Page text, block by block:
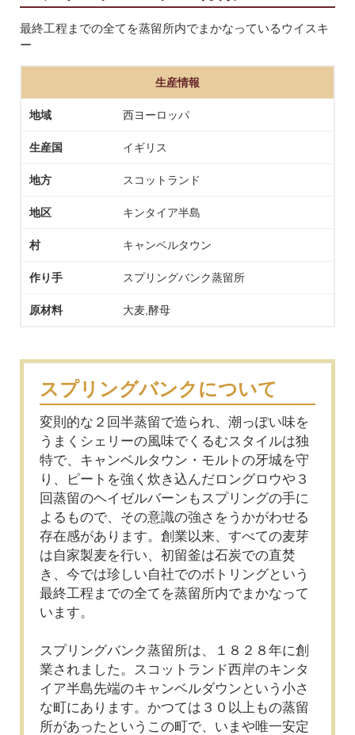
最終工程までの全てを蒸留所内でまかなっているウイスキ
ー
生産情報
地域 西ヨーロッパ
生産国 イギリス
地方 スコットランド
地区 キンタイア半島
村 キャンベルタウン
作り手 スプリングバンク蒸留所
原材料 大麦,酵母
スプリングバンクについて
変則的な２回半蒸留で造られ、潮っぽい味を
うまくシェリーの風味でくるむスタイルは独
特で、キャンベルタウン・モルトの牙城を守
り、ピートを強く炊き込んだロングロウや３
回蒸留のヘイゼルバーンもスプリングの手に
よるもので、その意識の強さをうかがわせる
存在感があります。創業以来、すべての麦芽
は自家製麦を行い、初留釜は石炭での直焚
き、今では珍しい自社でのボトリングという
最終工程までの全てを蒸留所内でまかなって
います。
スプリングバンク蒸留所は、１８２８年に創
業されました。スコットランド西岸のキンタ
イア半島先端のキャンベルダウンという小さ
な町にあります。かつては３０以上もの蒸留
所があったというこの町で、いまや唯一安定